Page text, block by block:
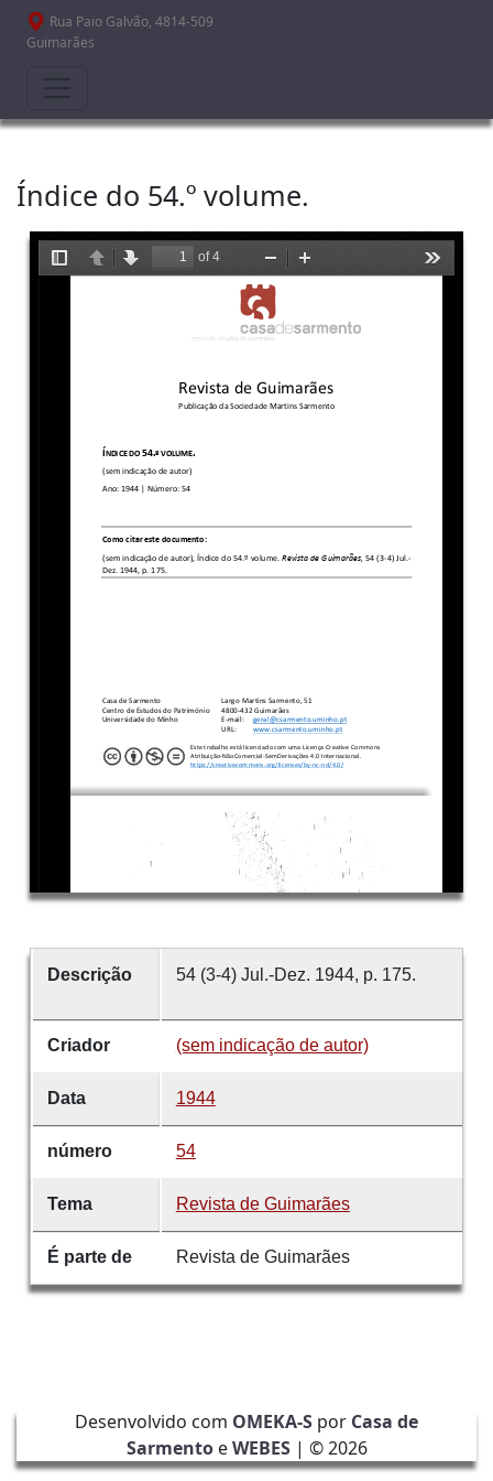
Passar para o conteúdo principal
Rua Paio Galvão, 4814-509
Guimarães
Índice do 54.º volume.
Descrição 54 (3-4) Jul.-Dez. 1944, p. 175.
Criador (sem indicação de autor)
Data 1944
número 54
Tema Revista de Guimarães
É parte de Revista de Guimarães
Desenvolvido com OMEKA-S por Casa de
SarmentoeWEBES| ©2026